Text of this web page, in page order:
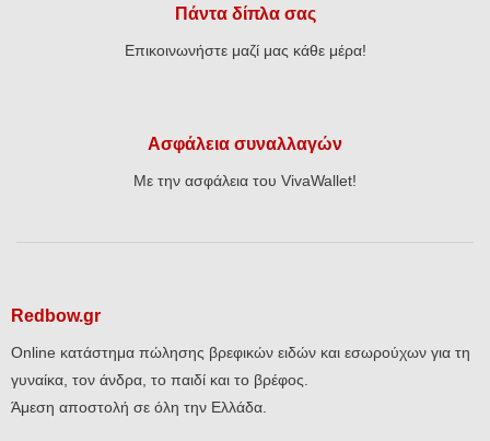
Πάντα δίπλα σας
Επικοινωνήστε μαζί μας κάθε μέρα!
Ασφάλεια συναλλαγών
Με την ασφάλεια του VivaWallet!
Redbow.gr
Online κατάστημα πώλησης βρεφικών ειδών και εσωρούχων για τη
γυναίκα, τον άνδρα, το παιδί και το βρέφος.
Άμεση αποστολή σε όλη την Ελλάδα.